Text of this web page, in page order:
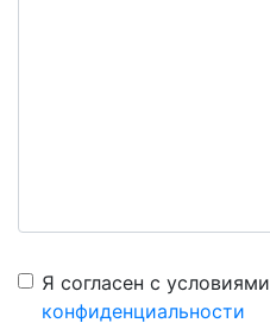
Я согласен с условиями
конфиденциальности